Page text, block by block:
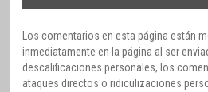
Los comentarios en esta página están
inmediatamente en la página al ser
descalificaciones personales, los
ataques directos o ridiculizaciones